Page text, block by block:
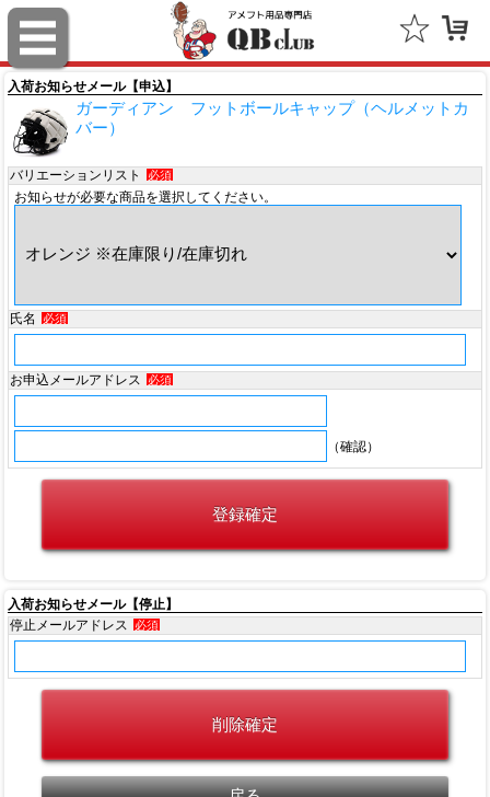
入荷お知らせメール【申込】
ガーディアン フットボールキャップ（ヘルメットカ
バー）
バリエーションリスト 必須
お知らせが必要な商品を選択してください。
氏名 必須
お申込メールアドレス 必須
（確認）
入荷お知らせメール【停止】
停止メールアドレス
必須
スポルディング（SPALDING）
ミッチェル＆ネス（Mitchell & Ness）
ポータフォン（PORTAPHONE）
ギルマンギア（Gilman Gear）
すべて